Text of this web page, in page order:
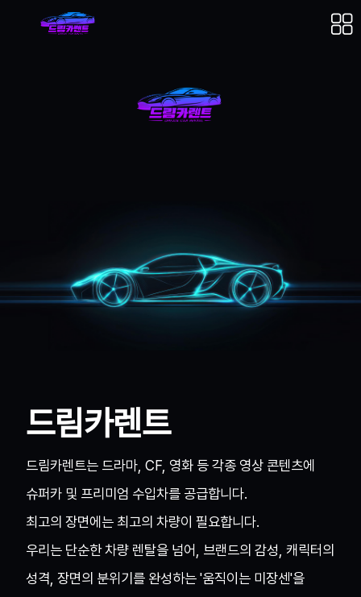
드림카렌트
드림카렌트는 드라마, CF, 영화 등 각종 영상 콘텐츠에
슈퍼카 및 프리미엄 수입차를 공급합니다.
최고의 장면에는 최고의 차량이 필요합니다.
우리는 단순한 차량 렌탈을 넘어, 브랜드의 감성, 캐릭터의
성격, 장면의 분위기를 완성하는 '움직이는 미장센'을